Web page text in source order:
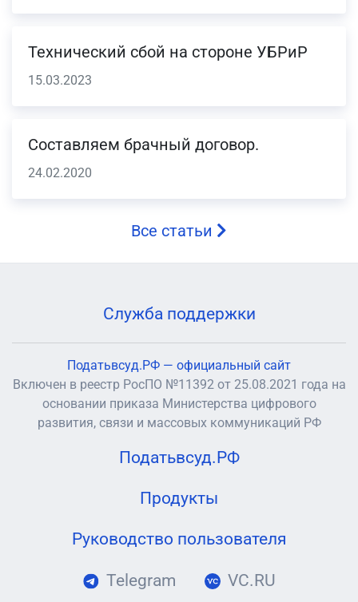
Технический сбой на стороне УБРиР
15.03.2023
Составляем брачный договор.
24.02.2020
Все статьи
Служба поддержки
Податьвсуд.РФ — официальный сайт
Включен в реестр РосПО №11392 от 25.08.2021 года на
основании приказа Министерства цифрового
развития, связи и массовых коммуникаций РФ
Податьвсуд.РФ
Продукты
Руководство пользователя
Telegram VC.RU